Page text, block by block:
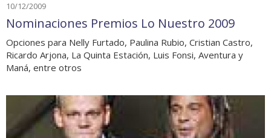
10/12/2009
Nominaciones Premios Lo Nuestro 2009
Opciones para Nelly Furtado, Paulina Rubio, Cristian Castro,
Ricardo Arjona, La Quinta Estación, Luis Fonsi, Aventura y
Maná, entre otros